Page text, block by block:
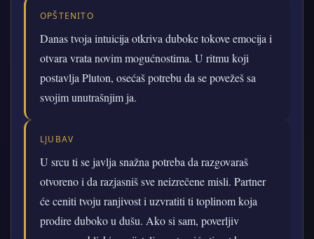
OPŠTENITO
Danas tvoja intuicija otkriva duboke tokove emocija i
otvara vrata novim mogućnostima. U ritmu koji
postavlja Pluton, osećaš potrebu da se povežeš sa
svojim unutrašnjim ja.
LJUBAV
U srcu ti se javlja snažna potreba da razgovaraš
otvoreno i da razjasniš sve neizrečene misli. Partner
će ceniti tvoju ranjivost i uzvratiti ti toplinom koja
prodire duboko u dušu. Ako si sam, poverljiv